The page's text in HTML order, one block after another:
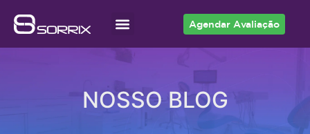
Agendar Avaliação
NOSSO BLOG